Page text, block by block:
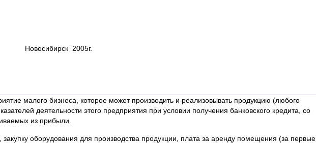
Новосибирск 2005г.
малого бизнеса, которое может производить и реализовывать продукцию (любого
деятельности этого предприятия при условии получения банковского кредита, со
из прибыли.
оборудования для производства продукции, плата за аренду помещения (за первые